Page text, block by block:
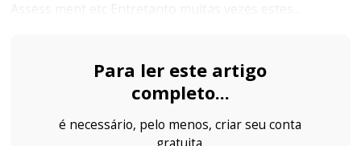
Para ler este artigo
completo...
é necessário, pelo menos, criar seu conta